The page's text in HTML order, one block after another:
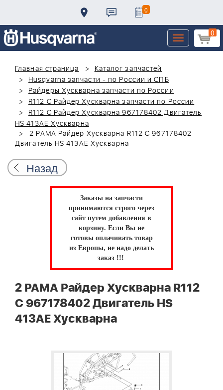
0
0
Toggle
navigation
Главная страница
Каталог запчастей
Husqvarna запчасти - по России и СПБ
Райдеры Хускварна запчасти по России
R112 C Райдер Хускварна запчасти по России
R112 C Райдер Хускварна 967178402 Двигатель
HS 413AE Хускварна
2 РАМА Райдер Хускварна R112 C 967178402
Двигатель HS 413AE Хускварна
Назад
Заказы на запчасти
принимаются строго через
сайт путем добавления в
корзину. Если Вы не
готовы оплачивать товар
из Европы, не надо делать
заказ !!!
2 РАМА Райдер Хускварна R112
C 967178402 Двигатель HS
413AE Хускварна